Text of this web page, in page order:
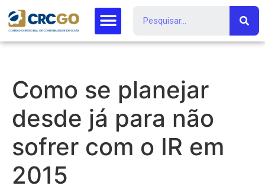
Como se planejar
desde já para não
sofrer com o IR em
2015